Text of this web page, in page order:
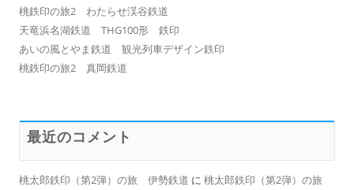
桃鉄印の旅2 わたらせ渓谷鉄道
天竜浜名湖鉄道 THG100形 鉄印
あいの風とやま鉄道 観光列車デザイン鉄印
桃鉄印の旅2 真岡鉄道
最近のコメント
桃太郎鉄印（第2弾）の旅 伊勢鉄道 に 桃太郎鉄印（第2弾）の旅